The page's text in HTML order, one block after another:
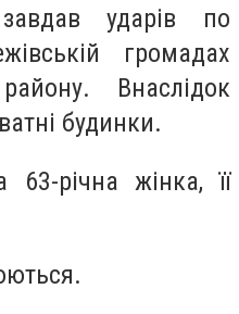
ударів по
громадах
Внаслідок
будинки.
річна жінка, її